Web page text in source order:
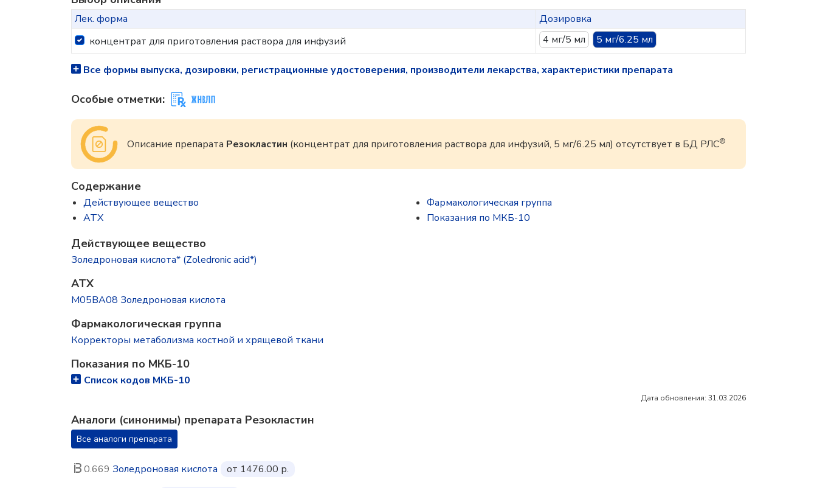
Лек. форма
Дозировка
концентрат для приготовления раствора для инфузий
4 мг/5 мл 5 мг/6.25 мл
Все формы выпуска, дозировки, регистрационные удостоверения, производители лекарства, характеристики препарата
Особые отметки:
Описание препарата Резокластин (концентрат для приготовления раствора для инфузий, 5 мг/6.25 мл) отсутствует в БД РЛС®
Содержание
Действующее вещество
ATX
Фармакологическая группа
Показания по МКБ-10
Действующее вещество
Золедроновая кислота* (Zoledronic acid*)
ATX
M05BA08 Золедроновая кислота
Фармакологическая группа
Корректоры метаболизма костной и хрящевой ткани
Показания по МКБ-10
Список кодов МКБ-10
Дата обновления: 31.03.2026
Аналоги (синонимы) препарата Резокластин
Все аналоги препарата
0.669 Золедроновая кислота
от 1476.00 р.